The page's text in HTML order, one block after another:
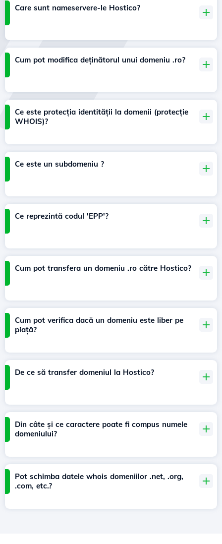
Care sunt nameservere-le Hostico?
Cum pot modifica deținătorul unui domeniu .ro?
Ce este protecția identității la domenii (protecție
WHOIS)?
Ce este un subdomeniu ?
Ce reprezintă codul 'EPP'?
Cum pot transfera un domeniu .ro către Hostico?
Cum pot verifica dacă un domeniu este liber pe
piață?
De ce să transfer domeniul la Hostico?
Din câte și ce caractere poate fi compus numele
domeniului?
Pot schimba datele whois domeniilor .net, .org,
.com, etc.?